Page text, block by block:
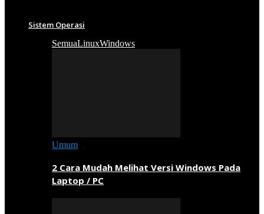
Sistem Operasi
SemuaLinuxWindows
Umum
2 Cara Mudah Melihat Versi Windows Pada
Laptop / PC